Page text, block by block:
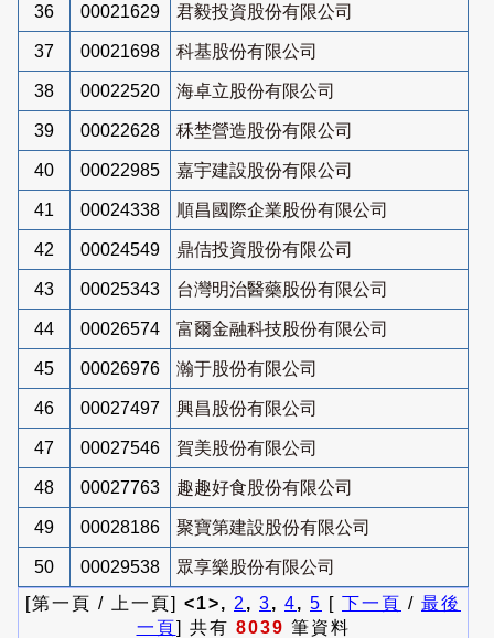
36 00021629 君毅投資股份有限公司
37 00021698 科基股份有限公司
38 00022520 海卓立股份有限公司
39 00022628 秝埜營造股份有限公司
40 00022985 嘉宇建設股份有限公司
41 00024338 順昌國際企業股份有限公司
42 00024549 鼎佶投資股份有限公司
43 00025343 台灣明治醫藥股份有限公司
44 00026574 富爾金融科技股份有限公司
45 00026976 瀚于股份有限公司
46 00027497 興昌股份有限公司
47 00027546 賀美股份有限公司
48 00027763 趣趣好食股份有限公司
49 00028186 聚寶第建設股份有限公司
50 00029538
眾享樂股份有限公司
[第一頁 / 上一頁] <1>, 2 , 3, 4, 5 [ 下一頁 / 最後
一頁] 共有 8039 筆資料